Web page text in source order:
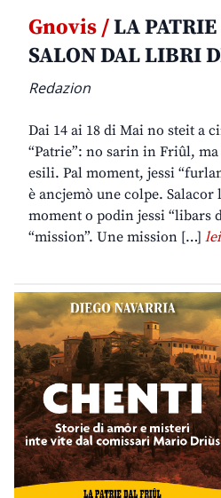
Gnovis /LA
SALON DAL LIBRI
Redazion
Dai 14 ai 18 di Mai no steit a
“Patrie”: no sarin in Friûl,
esili. Pal moment, jessi
è ancjemò une colpe. Salacor
moment o podin jessi “libars
“mission”. Une mission […]